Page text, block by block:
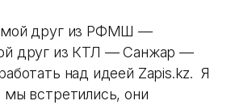
мой друг из РФМШ —
друг из КТЛ — Санжар —
над идеей Zapis.kz. Я
мы встретились, они